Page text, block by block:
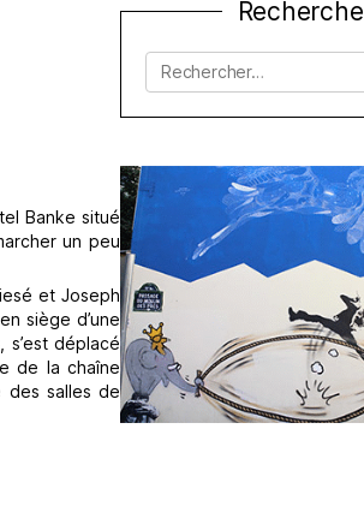
Banke situé
un peu
et Joseph
siège d’une
s’est déplacé
de la chaîne
des salles de
Recherche
Rechercher :